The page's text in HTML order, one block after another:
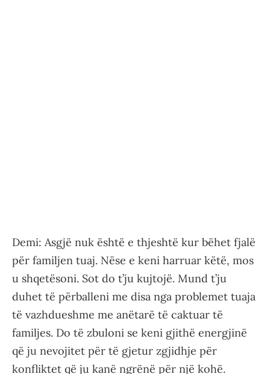
Demi: Asgjë nuk është e thjeshtë kur bëhet fjalë
për familjen tuaj. Nëse e keni harruar këtë, mos
u shqetësoni. Sot do t’ju kujtojë. Mund t’ju
duhet të përballeni me disa nga problemet tuaja
të vazhdueshme me anëtarë të caktuar të
familjes. Do të zbuloni se keni gjithë energjinë
që ju nevojitet për të gjetur zgjidhje për
konfliktet që ju kanë ngrënë për një kohë.